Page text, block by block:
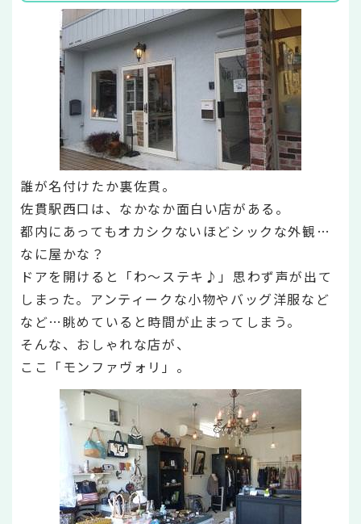
誰が名付けたか裏佐貫。
佐貫駅西口は、なかなか面白い店がある。
都内にあってもオカシクないほどシックな外観…
なに屋かな？
ドアを開けると「わ～ステキ♪」思わず声が出て
しまった。アンティークな小物やバッグ洋服など
など…眺めていると時間が止まってしまう。
そんな、おしゃれな店が、
ここ「モンファヴォリ」。